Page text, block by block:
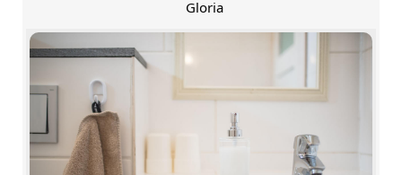
Gloria